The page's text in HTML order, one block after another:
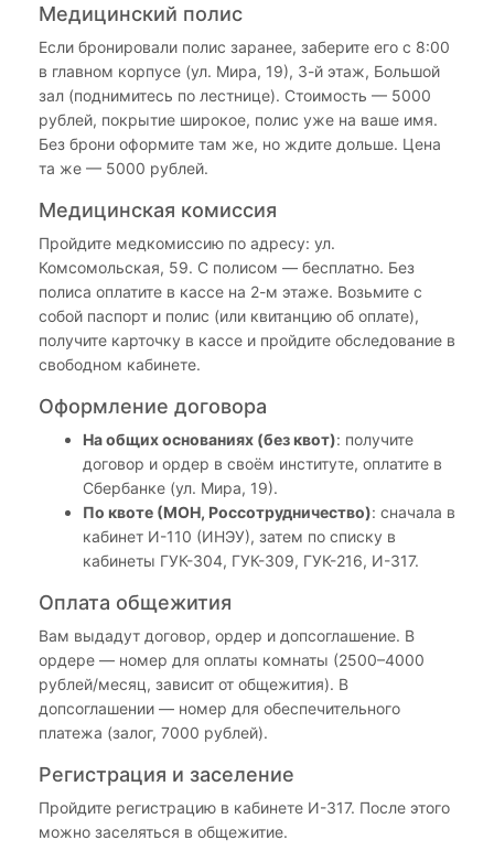
Медицинский полис
Если бронировали полис заранее, заберите его с 8:00
в главном корпусе (ул. Мира, 19), 3-й этаж, Большой
зал (поднимитесь по лестнице). Стоимость — 5000
рублей, покрытие широкое, полис уже на ваше имя.
Без брони оформите там же, но ждите дольше. Цена
та же — 5000 рублей.
Медицинская комиссия
Пройдите медкомиссию по адресу: ул.
Комсомольская, 59. С полисом — бесплатно. Без
полиса оплатите в кассе на 2-м этаже. Возьмите с
собой паспорт и полис (или квитанцию об оплате),
получите карточку в кассе и пройдите обследование в
свободном кабинете.
Оформление договора
На общих основаниях (без квот): получите
договор и ордер в своём институте, оплатите в
Сбербанке (ул. Мира, 19).
По квоте (МОН, Россотрудничество): сначала в
кабинет И-110 (ИНЭУ), затем по списку в
кабинеты ГУК-304, ГУК-309, ГУК-216, И-317.
Оплата общежития
Вам выдадут договор, ордер и допсоглашение. В
ордере — номер для оплаты комнаты (2500–4000
рублей/месяц, зависит от общежития). В
допсоглашении — номер для обеспечительного
платежа (залог, 7000 рублей).
Регистрация и заселение
Пройдите регистрацию в кабинете И-317. После этого
можно заселяться в общежитие.